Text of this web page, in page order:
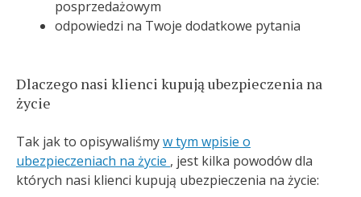
posprzedażowym
odpowiedzi na Twoje dodatkowe pytania
Dlaczego nasi klienci kupują ubezpieczenia na
życie
Tak jak to opisywaliśmyw tym wpisie o
ubezpieczeniach na życie , jest kilka powodów dla
których nasi klienci kupują ubezpieczenia na życie: